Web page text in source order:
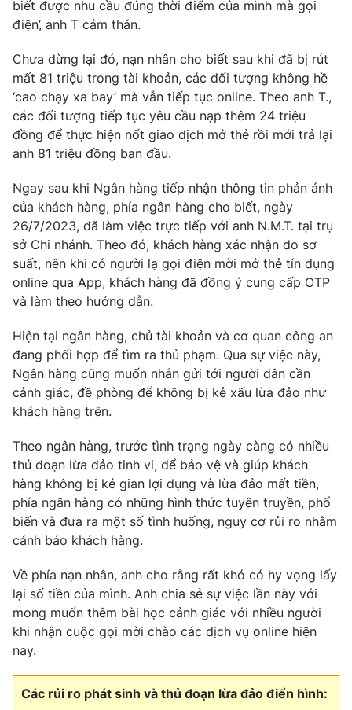
Ðiện thoại Thời báo VTV:024.66 897 897
Email:
Liên hệ quảng cáo:024-7300.7108
® Cấm sao chép dưới mọi hình thức nếu không có sự chấp
thuận bằng văn bản. Ghi rõ nguồn VTV.vn khi phát hành lại
thông tin từ website này.
biết được nhu cầu đúng thời điểm của mình mà gọi
điện’, anh T cảm thán.
Chưa dừng lại đó, nạn nhân cho biết sau khi đã bị rút
mất 81 triệu trong tài khoản, các đối tượng không hề
‘cao chạy xa bay’ mà vẫn tiếp tục online. Theo anh T.,
các đối tượng tiếp tục yêu cầu nạp thêm 24 triệu
đồng để thực hiện nốt giao dịch mở thẻ rồi mới trả lại
anh 81 triệu đồng ban đầu.
Ngay sau khi Ngân hàng tiếp nhận thông tin phản ánh
của khách hàng, phía ngân hàng cho biết, ngày
26/7/2023, đã làm việc trực tiếp với anh N.M.T. tại trụ
sở Chi nhánh. Theo đó, khách hàng xác nhận do sơ
suất, nên khi có người lạ gọi điện mời mở thẻ tín dụng
online qua App, khách hàng đã đồng ý cung cấp OTP
và làm theo hướng dẫn.
Hiện tại ngân hàng, chủ tài khoản và cơ quan công an
đang phối hợp để tìm ra thủ phạm. Qua sự việc này,
Ngân hàng cũng muốn nhắn gửi tới người dân cần
cảnh giác, đề phòng để không bị kẻ xấu lừa đảo như
khách hàng trên.
Theo ngân hàng, trước tình trạng ngày càng có nhiều
thủ đoạn lừa đảo tinh vi, để bảo vệ và giúp khách
hàng không bị kẻ gian lợi dụng và lừa đảo mất tiền,
phía ngân hàng có những hình thức tuyên truyền, phổ
biến và đưa ra một số tình huống, nguy cơ rủi ro nhằm
cảnh báo khách hàng.
Về phía nạn nhân, anh cho rằng rất khó có hy vọng lấy
lại số tiền của mình. Anh chia sẻ sự việc lần này với
mong muốn thêm bài học cảnh giác với nhiều người
khi nhận cuộc gọi mời chào các dịch vụ online hiện
nay.
Các rủi ro phát sinh và thủ đoạn lừa đảo điển hình: